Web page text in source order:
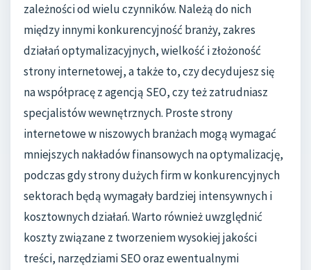
zależności od wielu czynników. Należą do nich
między innymi konkurencyjność branży, zakres
działań optymalizacyjnych, wielkość i złożoność
strony internetowej, a także to, czy decydujesz się
na współpracę z agencją SEO, czy też zatrudniasz
specjalistów wewnętrznych. Proste strony
internetowe w niszowych branżach mogą wymagać
mniejszych nakładów finansowych na optymalizację,
podczas gdy strony dużych firm w konkurencyjnych
sektorach będą wymagały bardziej intensywnych i
kosztownych działań. Warto również uwzględnić
koszty związane z tworzeniem wysokiej jakości
treści, narzędziami SEO oraz ewentualnymi